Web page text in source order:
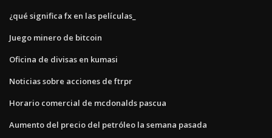
¿qué significa fx en las películas_
Juego minero de bitcoin
Oficina de divisas en kumasi
Noticias sobre acciones de ftrpr
Horario comercial de mcdonalds pascua
Aumento del precio del petróleo la semana pasada